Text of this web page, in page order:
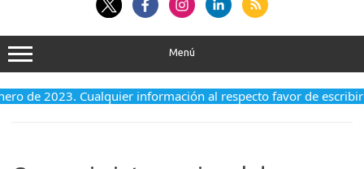
Menú
de 2023. Cualquier información al respecto favor de escribir